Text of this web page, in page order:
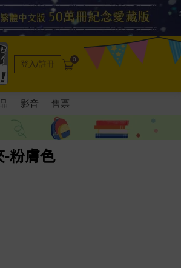
登入/註冊 0
影音 售票
-粉膚色